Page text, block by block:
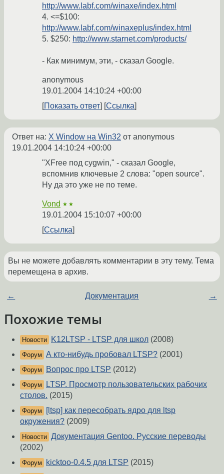
http://www.labf.com/winaxe/index.html
4. <=$100:
http://www.labf.com/winaxeplus/index.html
5. $250: http://www.starnet.com/products/
- Как минимум, эти, - сказал Google.
anonymous
19.01.2004 14:10:24 +00:00
Показать ответ
Ссылка
Ответ на: X Window на Win32 от anonymous
19.01.2004 14:10:24 +00:00
"XFree под cygwin," - сказал Google,
вспомнив ключевые 2 слова: "open source".
Ну да это уже не по теме.
Vond ★★
19.01.2004 15:10:07 +00:00
Ссылка
Вы не можете добавлять комментарии в эту тему. Тема
перемещена в архив.
← Документация →
Похожие темы
Новости K12LTSP - LTSP для школ (2008)
Форум А кто-нибудь пробовал LTSP? (2001)
Форум Вопрос про LTSP (2012)
Форум
LTSP. Просмотр пользовательских рабочих
столов. (2015)
Форум
[ltsp] как пересобрать ядро для ltsp
окружения? (2009)
Новости Документация Gentoo. Русские переводы
(2002)
Форум kicktoo-0.4.5 для LTSP (2015)